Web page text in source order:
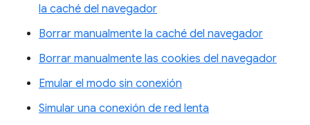
la caché del navegador
Borrar manualmente la caché del navegador
Borrar manualmente las cookies del navegador
Emular el modo sin conexión
Simular una conexión de red lenta